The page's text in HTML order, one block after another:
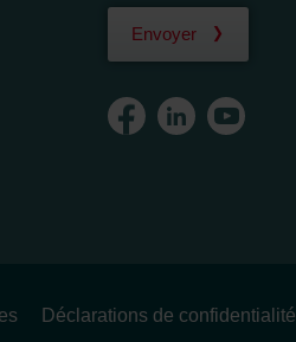
Envoyer
Déclarations de confidentialité